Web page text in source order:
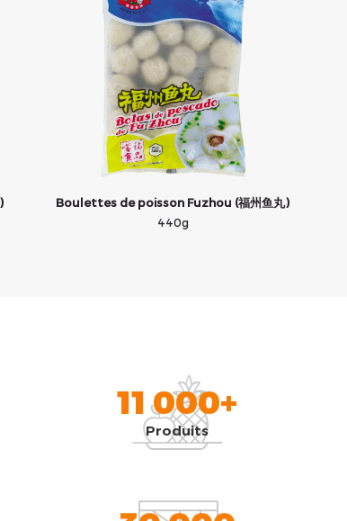
Boulettes de poisson Fuzhou (福州鱼丸)
440g
11 000+
Produits